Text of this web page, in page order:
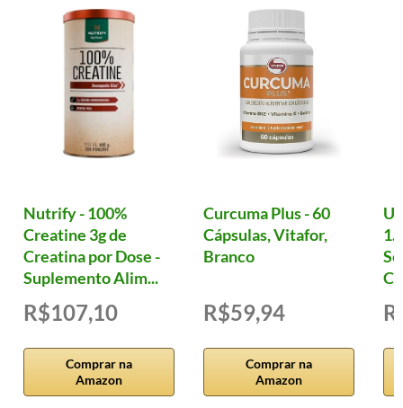
Nutrify - 100%
Creatine 3g de
Creatina por Dose -
Suplemento Alim...
R$107,10
Comprar na
Amazon
Curcuma Plus - 60
Cápsulas, Vitafor,
Branco
R$59,94
Comprar na
Amazon